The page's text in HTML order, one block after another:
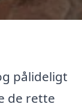
pålideligt
de rette